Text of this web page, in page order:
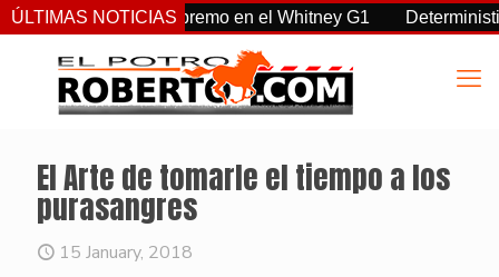
ÚLTIMAS NOTICIASsupremo en el Whitney G1 Deterministic:
El Arte de tomarle el tiempo a los
purasangres
15 January, 2018